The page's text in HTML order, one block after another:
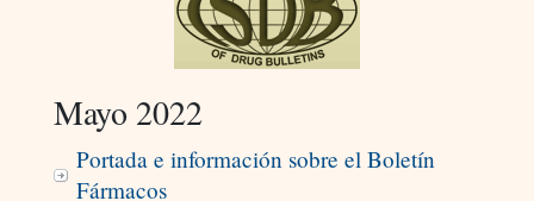
Mayo 2022
Portada e información sobre el Boletín
Fármacos